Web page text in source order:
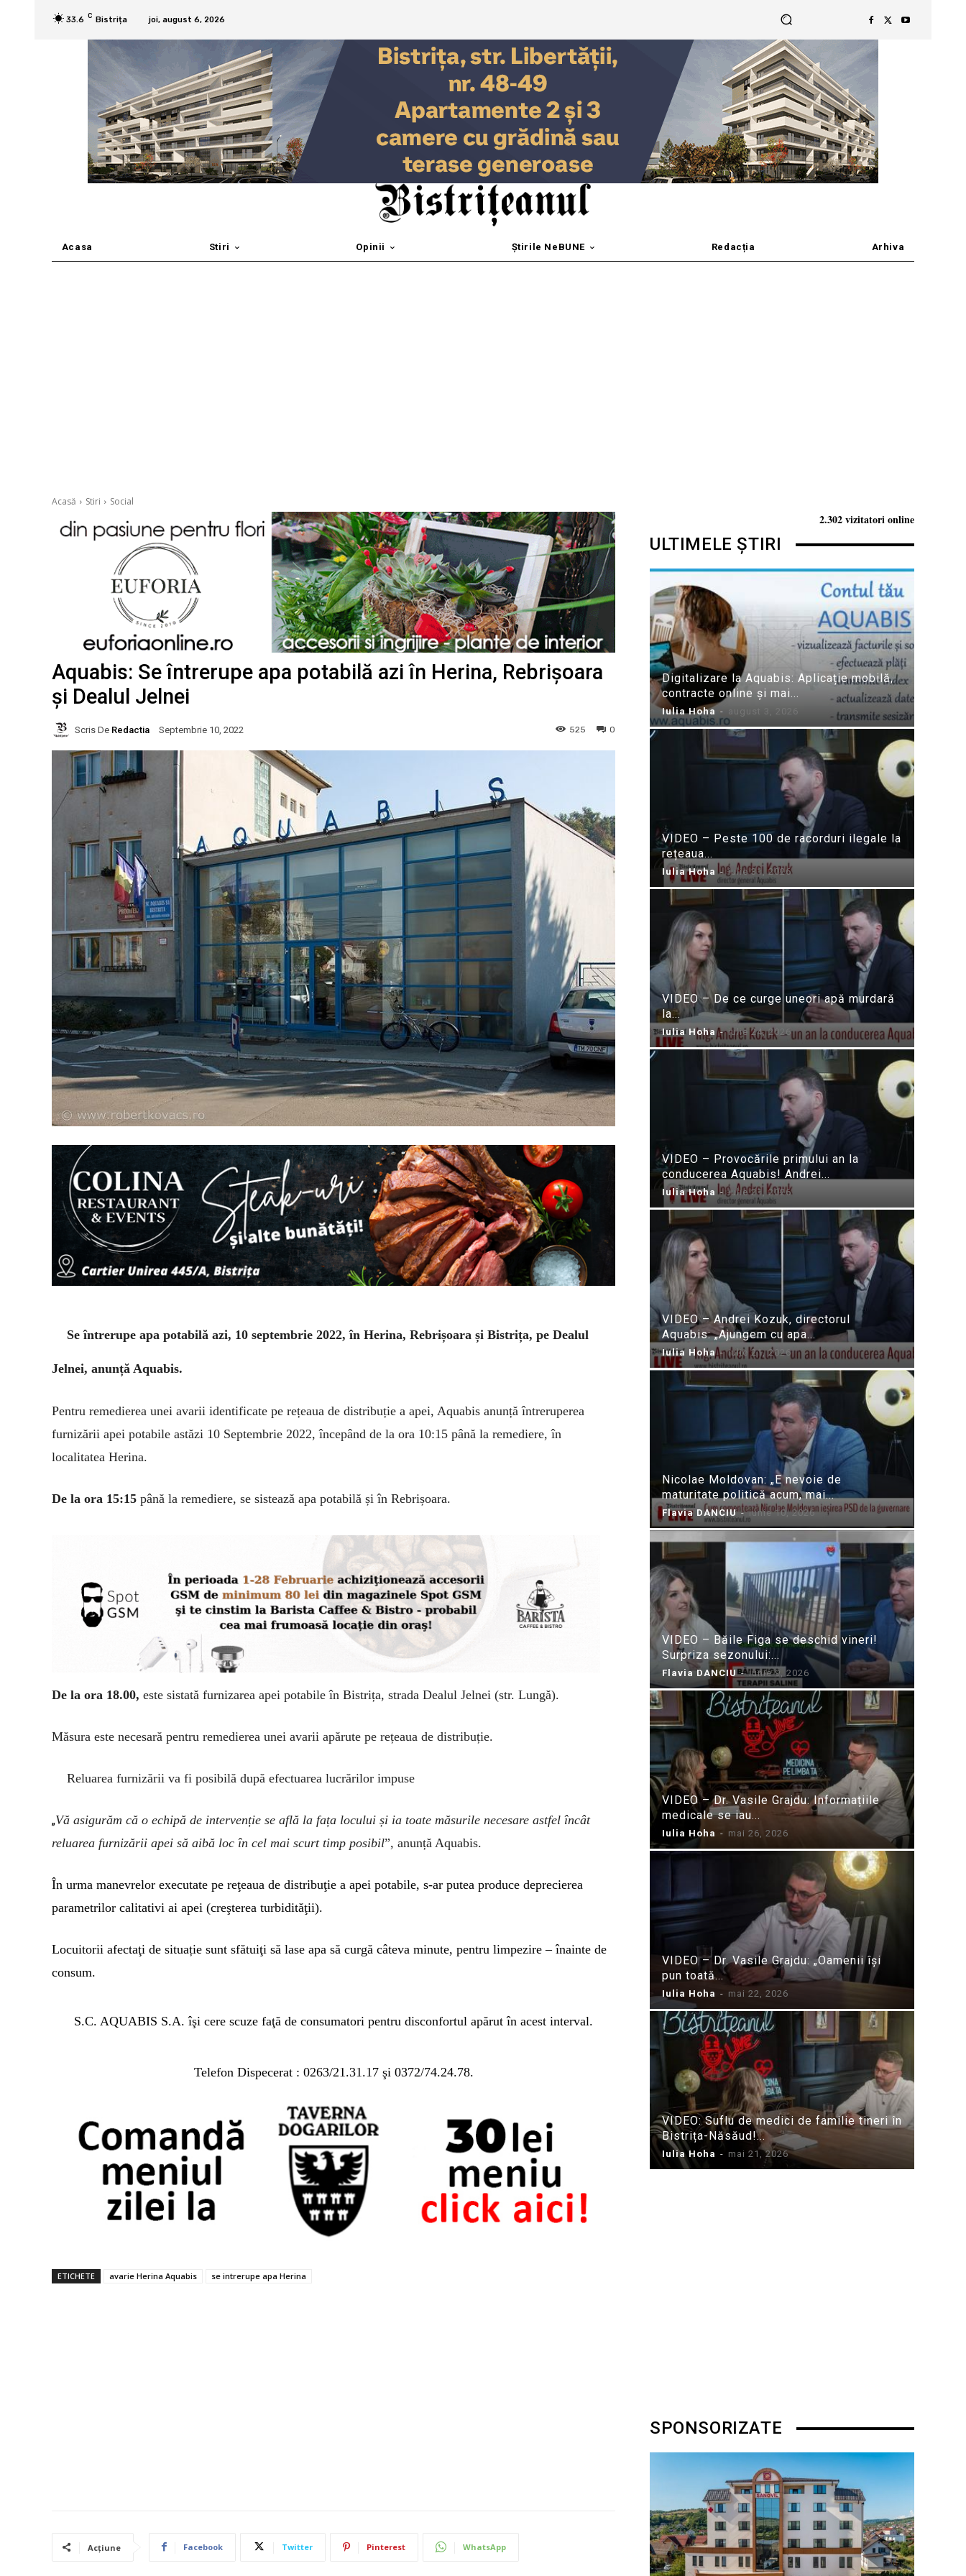
33.6 C Bistrița joi, august 6, 2026
Acasa Stiri Opinii Știrile NeBUNE Redacția Arhiva
Acasă Stiri Social
Aquabis: Se întrerupe apa potabilă azi în Herina, Rebrișoara
și Dealul Jelnei
Scris De Redactia Septembrie 10, 2022 0
525
Se întrerupe apa potabilă azi, 10 septembrie 2022, în Herina, Rebrișoara și Bistrița, pe Dealul
Jelnei, anunță Aquabis.
Pentru remedierea unei avarii identificate pe rețeaua de distribuție a apei, Aquabis anunță întreruperea
furnizării apei potabile astăzi 10 Septembrie 2022, începând de la ora 10:15 până la remediere,în
localitatea Herina.
De la ora 15:15 până la remediere, se sistează apa potabilă și în Rebrișoara.
De la ora 18.00, este sistată furnizarea apei potabile în Bistrița, strada Dealul Jelnei (str. Lungă).
Măsura este necesară pentru remedierea unei avarii apărute pe rețeaua de distribuție.
Reluarea furnizării va fi posibilă după efectuarea lucrărilor impuse
„Vă asigurăm că o echipă de intervenție se află la fața locului și ia toate măsurile necesare astfel încât
reluarea furnizării apei să aibă loc în cel mai scurt timp posibil”, anunță Aquabis.
În urma manevrelor executate pe reţeaua de distribuţie a apei potabile, s-ar putea produce deprecierea
parametrilor calitativi ai apei (creşterea turbidităţii).
Locuitorii afectaţi de situație sunt sfătuiţi să lase apa să curgă câteva minute, pentru limpezire – înainte de
consum.
S.C. AQUABIS S.A. îşi cere scuze faţă de consumatori pentru disconfortul apărut în acest interval.
Telefon Dispecerat : 0263/21.31.17 şi 0372/74.24.78.
ETICHETE avarie Herina Aquabis se intrerupe apa Herina
Acțiune Facebook Twitter Pinterest WhatsApp
2.302 vizitatori online
ULTIMELE ȘTIRI
Digitalizare la Aquabis: Aplicație mobilă,
contracte online și mai...
Iulia Hoha - august 3, 2026
VIDEO – Peste 100 de racorduri ilegale la
rețeaua...
Iulia Hoha - iulie 31, 2026
VIDEO – De ce curge uneori apă murdară
la...
Iulia Hoha - iulie 24, 2026
VIDEO – Provocările primului an la
conducerea Aquabis! Andrei...
Iulia Hoha - iulie 21, 2026
VIDEO – Andrei Kozuk, directorul
Aquabis: „Ajungem cu apa...
Iulia Hoha - iulie 21, 2026
Nicolae Moldovan: „E nevoie de
maturitate politică acum, mai...
Flavia DANCIU - iunie 10, 2026
VIDEO – Băile Figa se deschid vineri!
Surpriza sezonului:...
Flavia DANCIU - iunie 9, 2026
VIDEO – Dr. Vasile Grajdu: Informațiile
medicale se iau...
Iulia Hoha - mai 26, 2026
VIDEO – Dr. Vasile Grajdu: „Oamenii își
pun toată...
Iulia Hoha - mai 22, 2026
VIDEO: Suflu de medici de familie tineri în
Bistrița-Năsăud!...
Iulia Hoha - mai 21, 2026
SPONSORIZATE